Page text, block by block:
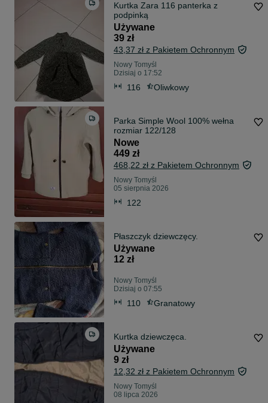
Kurtka Zara 116 panterka z
podpinką
Używane
39 zł
43,37 zł z Pakietem Ochronnym
Nowy Tomyśl
Dzisiaj o 17:52
116 Oliwkowy
Parka Simple Wool 100% wełna
rozmiar 122/128
Nowe
449 zł
468,22 zł z Pakietem Ochronnym
Nowy Tomyśl
05 sierpnia 2026
122
Płaszczyk dziewczęcy.
Używane
12 zł
Nowy Tomyśl
Dzisiaj o 07:55
110 Granatowy
Kurtka dziewczęca.
Używane
9 zł
12,32 zł z Pakietem Ochronnym
Nowy Tomyśl
08 lipca 2026